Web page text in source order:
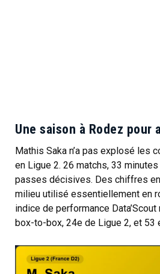
Une saison à Rodez pour
Mathis Saka n’a pas explosé les
en Ligue 2. 26 matchs, 33
passes décisives. Des chiffres
milieu utilisé essentiellement en
indice de performance
box-to-box, 24e de Ligue 2, et 53